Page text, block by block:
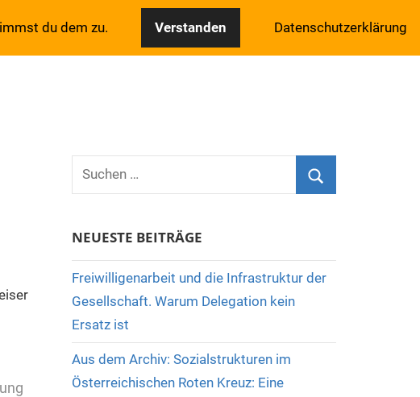
Suchen
NEUESTE BEITRÄGE
Freiwilligenarbeit und die Infrastruktur der
Gesellschaft. Warum Delegation kein
Ersatz ist
Aus dem Archiv: Sozialstrukturen im
Österreichischen Roten Kreuz: Eine
du dem zu. Verstanden Datenschutzerklärung